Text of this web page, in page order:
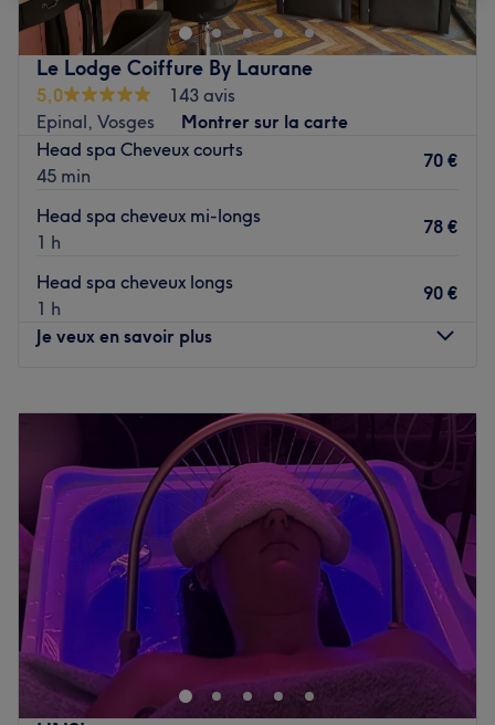
Le Lodge Coiffure By Laurane
5,0
143 avis
Epinal, Vosges
Montrer sur la carte
Head spa Cheveux courts
45 min
70 €
Head spa cheveux mi-longs
1 h
78 €
Head spa cheveux longs
1 h
90 €
Je veux en savoir plus
Jeudi
08:00–19:00
Vendredi
09:00–19:00
Samedi
08:00 –16:30
Dimanche
Fermé
Bienvenue dans l’ambiance cosy et familiale du salon
L'instant Lodge Coiffure by Laurane à Golbey, trois
minutes de l'arrêt de bus Maison Départementale. Le
salon propose des prestations de coiffure mixtes.